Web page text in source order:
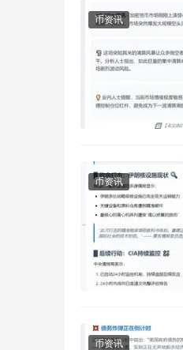
币资讯
币资讯
币资讯